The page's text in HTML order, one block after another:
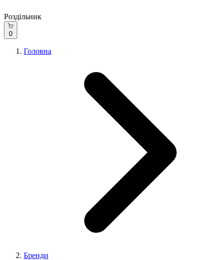
Роздільник
0
Головна
Бренди